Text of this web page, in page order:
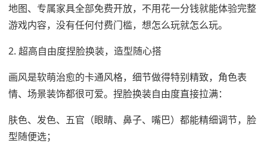
地图、专属家具全部免费开放，不用花一分钱就能体验完整
游戏内容，没有任何付费门槛，想怎么玩就怎么玩。
2. 超高自由度捏脸换装，造型随心搭
画风是软萌治愈的卡通风格，细节做得特别精致，角色表
情、场景装饰都很可爱。捏脸换装自由度直接拉满：
肤色、发色、五官（眼睛、鼻子、嘴巴）都能精细调节，脸
型随便选；